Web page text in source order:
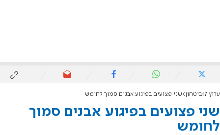
ערוץ 7 ביטחון שני פצועים בפיגוע אבנים סמוך לחומש
שני פצועים בפיגוע אבנים סמוך
לחומש